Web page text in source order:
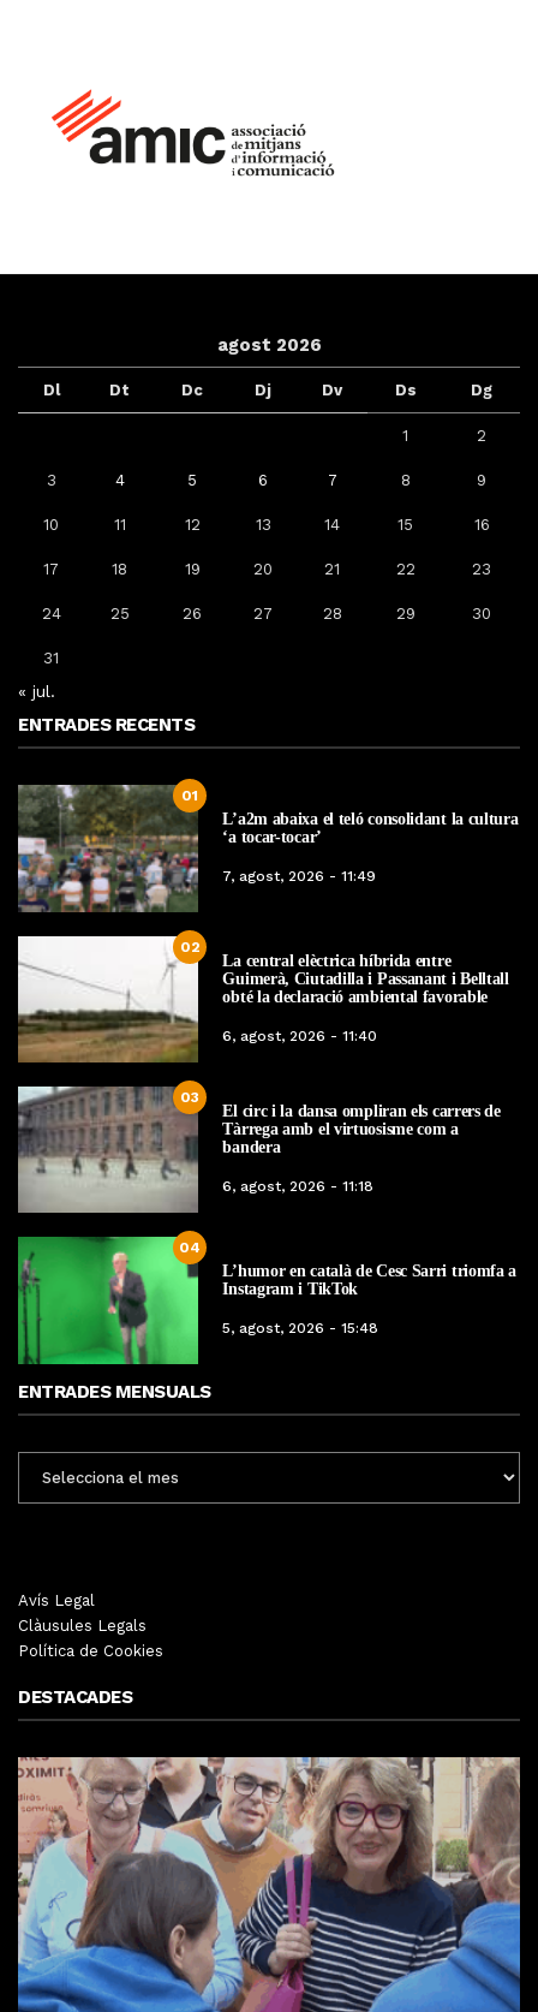
agost 2026
Dl Dt Dc Dj Dv Ds Dg
1 2
3 4 5 6 7 8 9
10 11 12 13 14 15 16
17 18 19 20 21 22 23
24 25 26 27 28 29 30
31
« jul.
ENTRADES RECENTS
01
L’a2m abaixa el teló consolidant la cultura
‘a tocar-tocar’
7, agost, 2026 - 11:49
02
La central elèctrica híbrida entre
Guimerà, Ciutadilla i Passanant i Belltall
obté la declaració ambiental favorable
6, agost, 2026 - 11:40
03
El circ i la dansa ompliran els carrers de
Tàrrega amb el virtuosisme com a
bandera
6, agost, 2026 - 11:18
04
L’humor en català de Cesc Sarri triomfa a
Instagram i TikTok
5, agost, 2026 - 15:48
ENTRADES MENSUALS
MENSUALS
Avís Legal
Clàusules Legals
Política de Cookies
DESTACADES